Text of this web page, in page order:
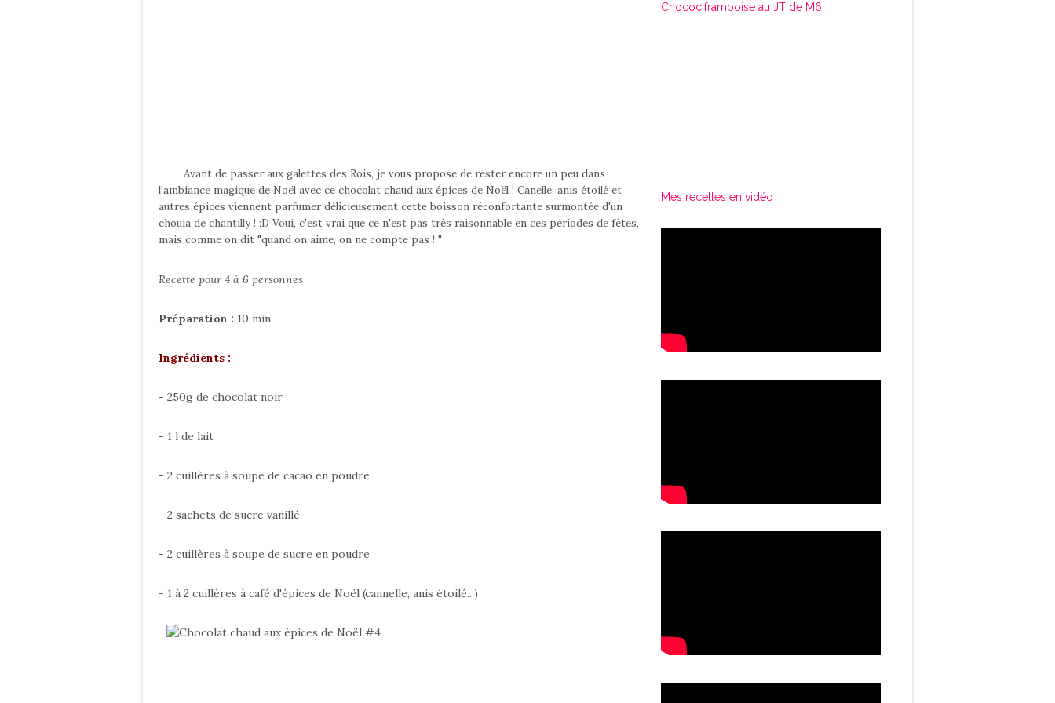
Avant de passer aux galettes des Rois, je vous propose de rester encore un peu dans
l'ambiance magique de Noël avec ce chocolat chaud aux épices de Noël ! Canelle, anis étoilé et
autres épices viennent parfumer délicieusement cette boisson réconfortante surmontée d'un
chouia de chantilly ! :D Voui, c'est vrai que ce n'est pas très raisonnable en ces périodes de fêtes,
mais comme on dit "quand on aime, on ne compte pas ! "
Recette pour 4 à 6 personnes
Préparation : 10 min
Ingrédients :
- 250g de chocolat noir
- 1 l de lait
- 2 cuillères à soupe de cacao en poudre
- 2 sachets de sucre vanillé
- 2 cuillères à soupe de sucre en poudre
- 1 à 2 cuillères à café d'épices de Noël (cannelle, anis étoilé...)
Chocociframboise au JT de M6
Mes recettes en vidéo